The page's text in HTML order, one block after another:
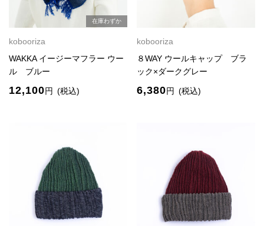
kobooriza
在庫わずか
WAKKA イージーマフラー ウー
ル ブルー
12,100円 (税込)
kobooriza
８WAY ウールキャップ ブラ
ック×ダークグレー
6,380円 (税込)